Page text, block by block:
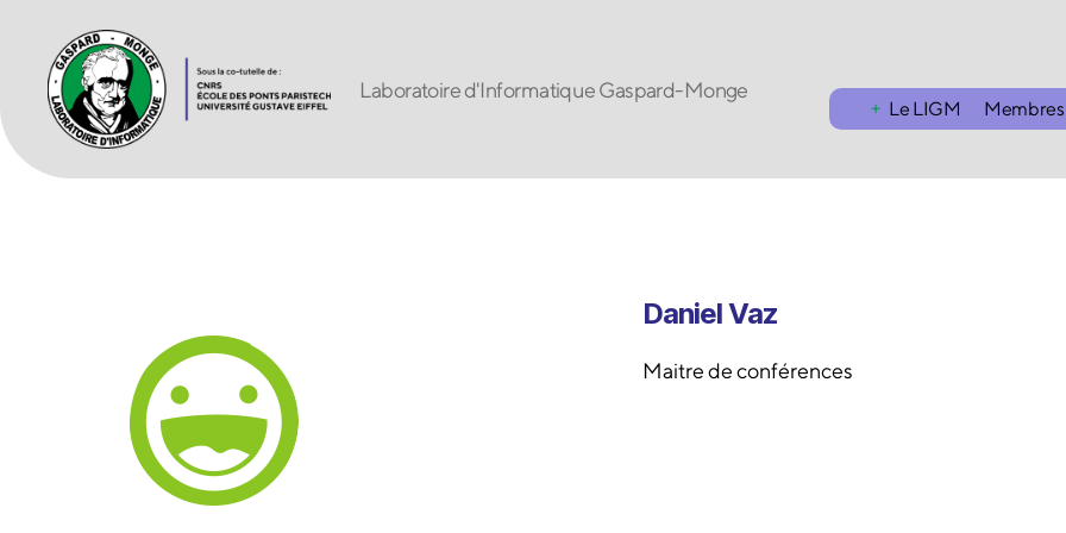
d'Informatique
Laboratoire d'Informatique Gaspard-Monge
Le LIGM Membres
Daniel Vaz
Maitre de conférences